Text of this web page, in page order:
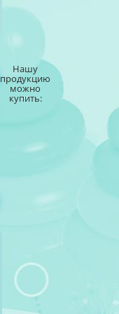
Нашу
продукцию
можно
купить: